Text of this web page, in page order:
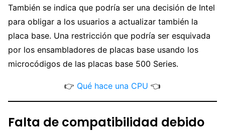
También se indica que podría ser una decisión de Intel
para obligar a los usuarios a actualizar también la
placa base. Una restricción que podría ser esquivada
por los ensambladores de placas base usando los
microcódigos de las placas base 500 Series.
👉 Qué hace una CPU 👈
Falta de compatibilidad debido